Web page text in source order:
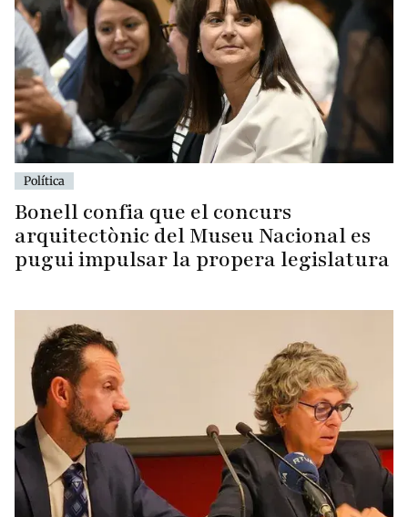
Política
Bonell confia que el concurs
arquitectònic del Museu Nacional es
pugui impulsar la propera legislatura